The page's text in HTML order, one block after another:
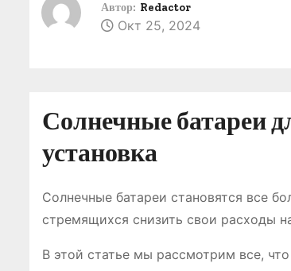
Автор: Redactor
Окт 25, 2024
Солнечные батареи
установка
Солнечные батареи становятся все
стремящихся снизить свои расходы
В этой статье мы рассмотрим все,